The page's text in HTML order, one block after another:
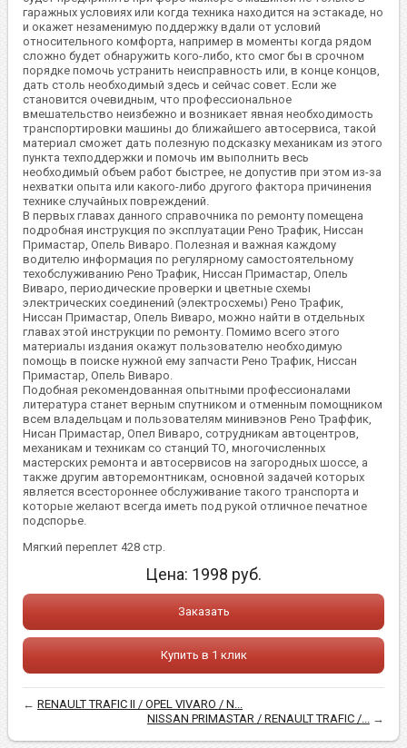
гаражных условиях или когда техника находится на эстакаде, но
и окажет незаменимую поддержку вдали от условий
относительного комфорта, например в моменты когда рядом
сложно будет обнаружить кого-либо, кто смог бы в срочном
порядке помочь устранить неисправность или, в конце концов,
дать столь необходимый здесь и сейчас совет. Если же
становится очевидным, что профессиональное
вмешательство неизбежно и возникает явная необходимость
транспортировки машины до ближайшего автосервиса, такой
материал сможет дать полезную подсказку механикам из этого
пункта техподдержки и помочь им выполнить весь
необходимый объем работ быстрее, не допустив при этом из-за
нехватки опыта или какого-либо другого фактора причинения
технике случайных повреждений.
В первых главах данного справочника по ремонту помещена
подробная инструкция по эксплуатации Рено Трафик, Ниссан
Примастар, Опель Виваро. Полезная и важная каждому
водителю информация по регулярному самостоятельному
техобслуживанию Рено Трафик, Ниссан Примастар, Опель
Виваро, периодические проверки и цветные схемы
электрических соединений (электросхемы) Рено Трафик,
Ниссан Примастар, Опель Виваро, можно найти в отдельных
главах этой инструкции по ремонту. Помимо всего этого
материалы издания окажут пользователю необходимую
помощь в поиске нужной ему запчасти Рено Трафик, Ниссан
Примастар, Опель Виваро.
Подобная рекомендованная опытными профессионалами
литература станет верным спутником и отменным помощником
всем владельцам и пользователям минивэнов Рено Траффик,
Нисан Примастар, Опел Виваро, сотрудникам автоцентров,
механикам и техникам со станций ТО, многочисленных
мастерских ремонта и автосервисов на загородных шоссе, а
также другим авторемонтникам, основной задачей которых
является всестороннее обслуживание такого транспорта и
которые желают всегда иметь под рукой отличное печатное
подспорье.
Мягкий переплет 428 стр.
Цена: 1998 руб.
Заказать
Купить в 1 клик
←RENAULT TRAFIC II / OPEL VIVARO / N...
NISSAN PRIMASTAR / RENAULT TRAFIC /...
→